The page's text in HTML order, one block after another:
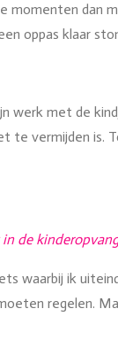
momenten
oppas klaar
werk met de
vermijden is.
de
waarbij ik
regelen.